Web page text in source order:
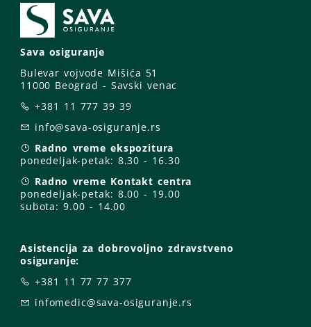
Sava osiguranje
Bulevar vojvode Mišića 51
11000 Beograd - Savski venac
+381 11 777 39 39
info@sava-osiguranje.rs
Radno vreme ekspozitura
ponedeljak-petak: 8.30 - 16.30
Radno vreme Kontakt centra
ponedeljak-petak: 8.00 - 19.00
subota: 9.00 - 14.00
Asistencija za dobrovoljno zdravstveno
osiguranje:
+381 11 77 77 377
infomedic@sava-osiguranje.rs